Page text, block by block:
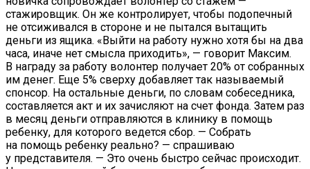
стажировщик. Он же контролирует, чтобы подопечный
не отсиживался в стороне и не пытался вытащить
деньги из ящика. «Выйти на работу нужно хотя бы на два
часа, иначе нет смысла приходить», — говорит Максим.
В награду за работу волонтер получает 20% от собранных
им денег. Еще 5% сверху добавляет так называемый
спонсор. На остальные деньги, по словам собеседника,
составляется акт и их зачисляют на счет фонда. Затем раз
в месяц деньги отправляются в клинику в помощь
ребенку, для которого ведется сбор. — Собрать
на помощь ребенку реально? — спрашиваю
у представителя. — Это очень быстро сейчас происходит.